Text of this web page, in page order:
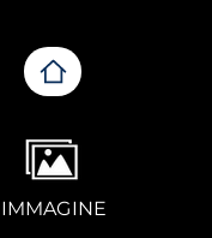
IMMAGINE